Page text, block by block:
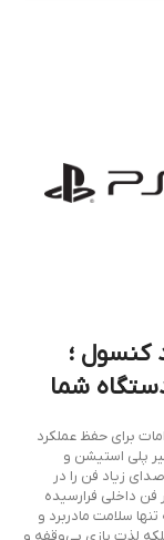
کنسول ؛
شما
برای حفظ عملکرد
پلی استیشن و
زیاد فن را در
فن داخلی فرارسیده
سلامت مادربرد و
لذت بازی بی‌وقفه و